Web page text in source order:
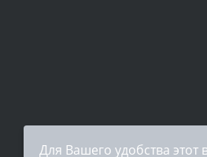
Для Вашего удобства этот